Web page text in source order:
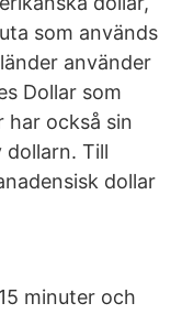
som används
använder
Dollar som
har också sin
dollarn. Till
dollar
minuter och